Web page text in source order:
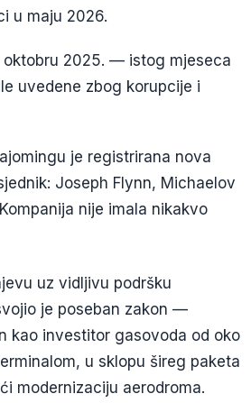
u maju 2026.
oktobru 2025. — istog mjeseca
uvedene zbog korupcije i
je registrirana nova
Joseph Flynn, Michaelov
nije imala nikakvo
uz vidljivu podršku
je poseban zakon —
kao investitor gasovoda od oko
u sklopu šireg paketa
modernizaciju aerodroma.